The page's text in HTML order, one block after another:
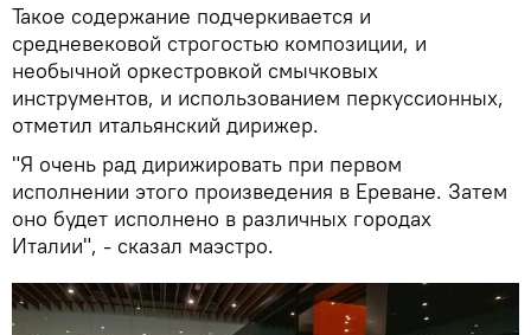
Такое содержание подчеркивается и
средневековой строгостью композиции, и
необычной оркестровкой смычковых
инструментов, и использованием перкуссионных,
отметил итальянский дирижер.
"Я очень рад дирижировать при первом
исполнении этого произведения в Ереване. Затем
оно будет исполнено в различных городах
Италии", - сказал маэстро.